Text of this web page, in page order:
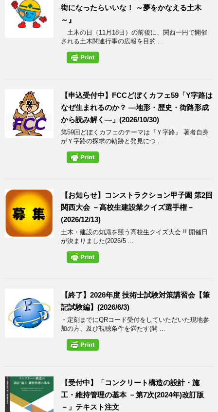
街になったらいいな！ ～夢をかなえる土木
～』
土木の日（11月18日）の前後に、関西一円で開催
される土木関連行事の広報を目的 ...
【申込受付中】FCCどぼくカフェ59「Y字路は
なぜ生まれるのか？ ―地形・歴史・街路形成
から読み解く―」(2026/10/30)
第59回どぼくカフェのテーマは『Ｙ字路』 著者自身
がＹ字路の探求の軌跡と発見につ ...
【お知らせ】コンストラクション甲子園 第2回
関西大会 －高校生建設業クイズ選手権－
(2026/12/13)
土木・建設の知識を競う高校生クイズ大会 !! 開催日
が決まりました(2026/5 ...
【終了】2026年度 技術士試験対策講習会【筆
記試験編】(2026/6/3)
・定刻までにQRコード受付をしていただいた現地参
加の方、及び視聴条件を満たす(開 ...
【受付中】「コンクリート構造の設計・施
工・維持管理の基本 －第7次(2024年)改訂版
－」テキスト注文